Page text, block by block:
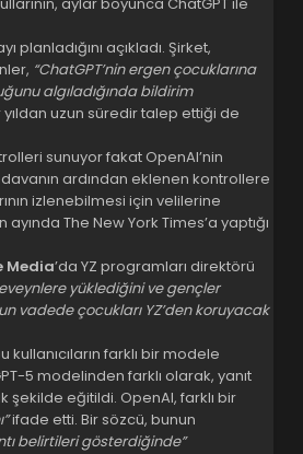
aylar boyunca ChatGPT ile
açıkladı. Şirket,
“ChatGPT’nin ergen çocuklarına
algıladığında bildirim
uzun süredir talep ettiği de
sunuyor fakat OpenAI’nin
davanın ardından eklenen kontrollere
izlenebilmesi için velilerine
ayında The New York Times’a yaptığı
Media’da YZ programları direktörü
yüklediğini ve gençler
vadede çocukları YZ’den koruyacak
farklı bir modele
5 modelinden farklı olarak, yanıt
eğitildi. OpenAI, farklı bir
ifade etti. Bir sözcü, bunun
belirtileri gösterdiğinde”